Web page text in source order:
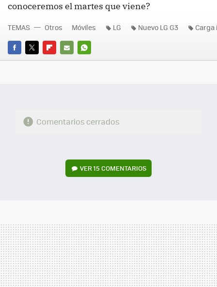
conoceremos el martes que viene?
FACEBOOK
TWITTERFLIPBOARD
E-
WHATSAPP
TEMAS Otros Móviles LG Nuevo LG G3
Comentarios cerrados
VER15 COMENTARIOS